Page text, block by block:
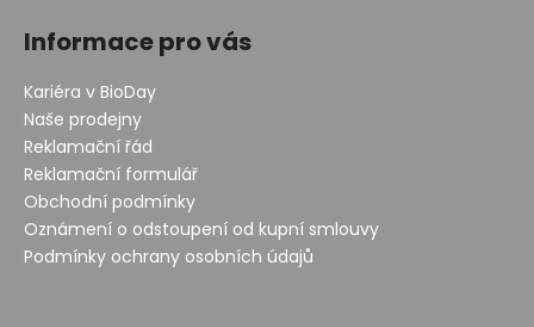
Informace pro vás
Kariéra v BioDay
Naše prodejny
Reklamační řád
Reklamační formulář
Obchodní podmínky
Oznámení o odstoupení od kupní smlouvy
Podmínky ochrany osobních údajů